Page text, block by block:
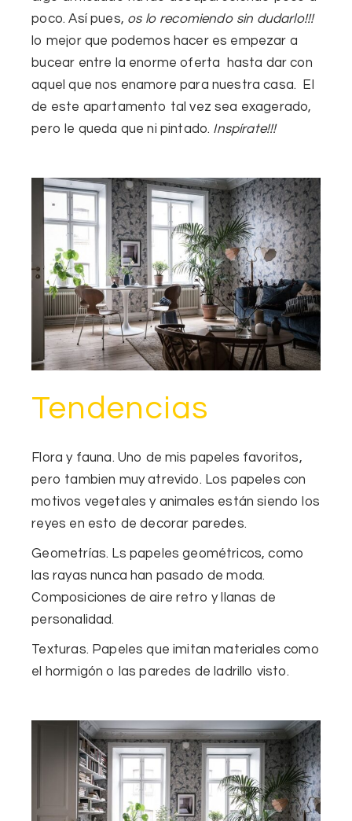
poco. Así pues, os lo recomiendo sin dudarlo!!!
lo mejor que podemos hacer es empezar a
bucear entre la enorme oferta hasta dar con
aquel que nos enamore para nuestra casa. El
de este apartamento tal vez sea exagerado,
pero le queda que ni pintado. Inspírate!!!
Tendencias
Flora y fauna. Uno de mis papeles favoritos,
pero tambien muy atrevido. Los papeles con
motivos vegetales y animales están siendo los
reyes en esto de decorar paredes.
Geometrías. Ls papeles geométricos, como
las rayas nunca han pasado de moda.
Composiciones de aire retro y llanas de
personalidad.
Texturas. Papeles que imitan materiales como
el hormigón o las paredes de ladrillo visto.